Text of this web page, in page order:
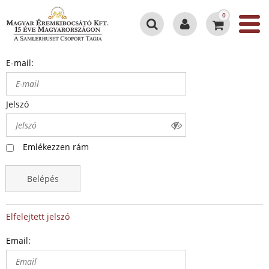
0
E-mail:
Jelszó
Emlékezzen rám
Belépés
Elfelejtett jelszó
Email: